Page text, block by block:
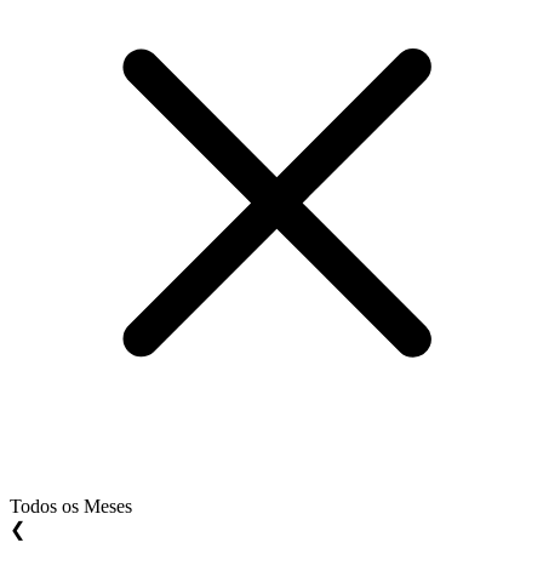
Todos os Meses
❮